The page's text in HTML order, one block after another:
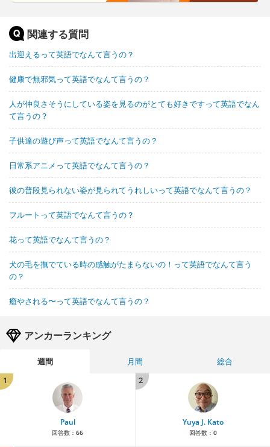
関連する質問
出迎えるって英語でなんて言うの？
健康で無邪気って英語でなんて言うの？
人が仲良さそうにしている姿を見るのがとても好きですって英語でなん
て言うの？
子供達の遊び声って英語でなんて言うの？
日常系アニメって英語でなんて言うの？
彼の普段見られない姿が見られてうれしいって英語でなんて言うの？
フルートって英語でなんて言うの？
花って英語でなんて言うの？
犬の毛を撫でている時の感触がたまらないの！って英語でなんて言う
の？
癒やされる〜って英語でなんて言うの？
アンカーランキング
週間 月間
総合
1
Paul
回答数： 66
2
Yuya J. Kato
回答数： 0